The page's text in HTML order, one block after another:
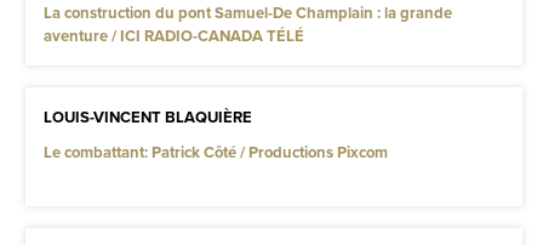
La construction du pont Samuel-De Champlain : la grande
aventure / ICI RADIO-CANADA TÉLÉ
LOUIS-VINCENT BLAQUIÈRE
Le combattant: Patrick Côté / Productions Pixcom